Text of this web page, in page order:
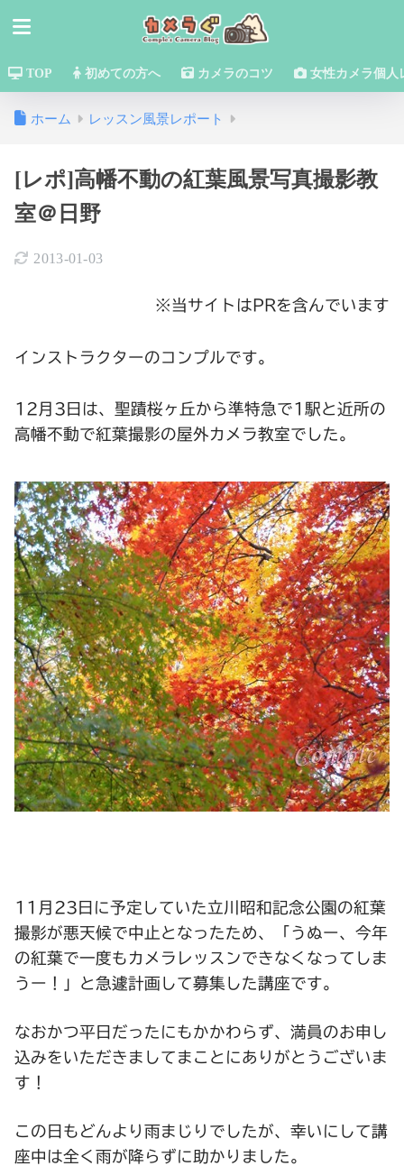
TOP 初めての方へ カメラのコツ 女性カメラ個人
ホーム レッスン風景レポート
[レポ]高幡不動の紅葉風景写真撮影教
室＠日野
2013-01-03
※当サイトはPRを含んでいます
インストラクターのコンプルです。
12月3日は、聖蹟桜ヶ丘から準特急で1駅と近所の
高幡不動で紅葉撮影の屋外カメラ教室でした。
11月23日に予定していた立川昭和記念公園の紅葉
撮影が悪天候で中止となったため、「うぬー、今年
の紅葉で一度もカメラレッスンできなくなってしま
うー！」と急遽計画して募集した講座です。
なおかつ平日だったにもかかわらず、満員のお申し
込みをいただきましてまことにありがとうございま
す！
この日もどんより雨まじりでしたが、幸いにして講
座中は全く雨が降らずに助かりました。